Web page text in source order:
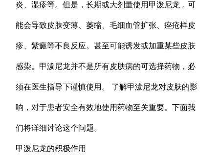
炎、湿疹等。但是，长期或大剂量使用甲泼尼龙，可
能会导致皮肤变薄、萎缩、毛细血管扩张、痤疮样皮
疹、紫癜等不良反应。甚至可能诱发或加重某些皮肤
感染。甲泼尼龙并不是所有皮肤病的可选择药物，必
须在医生指导下谨慎使用。 了解甲泼尼龙对皮肤的影
响，对于患者安全有效地使用药物至关重要。下面我
们将详细讨论这个问题。
甲泼尼龙的积极作用